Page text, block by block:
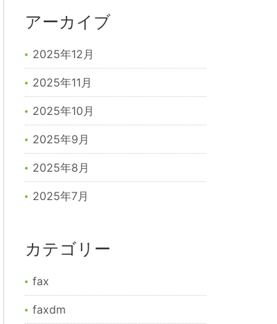
アーカイブ
2025年12月
2025年11月
2025年10月
2025年9月
2025年8月
2025年7月
カテゴリー
fax
faxdm